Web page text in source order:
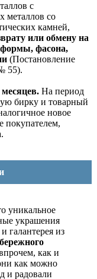
с
металлов со
камней,
или обмену на
формы, фасона,
(Постановление
55).
На период
бирку и товарный
новое
покупателем,
уникальное
украшения
галантерея из
бережного
как и
как можно
и радовали